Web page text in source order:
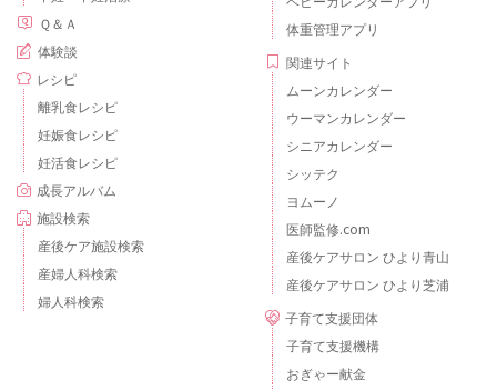
Ｑ＆Ａ
体験談
レシピ
離乳食レシピ
妊娠食レシピ
妊活食レシピ
成長アルバム
施設検索
産後ケア施設検索
産婦人科検索
婦人科検索
体重管理アプリ
関連サイト
ムーンカレンダー
ウーマンカレンダー
シニアカレンダー
シッテク
ヨムーノ
医師監修.com
産後ケアサロン ひより青山
産後ケアサロン ひより芝浦
子育て支援団体
子育て支援機構
おぎゃー献金